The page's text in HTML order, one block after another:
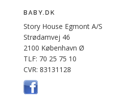
BABY.DK
Story House Egmont A/S
Strødamvej 46
2100 København Ø
TLF: 70 25 75 10
CVR: 83131128